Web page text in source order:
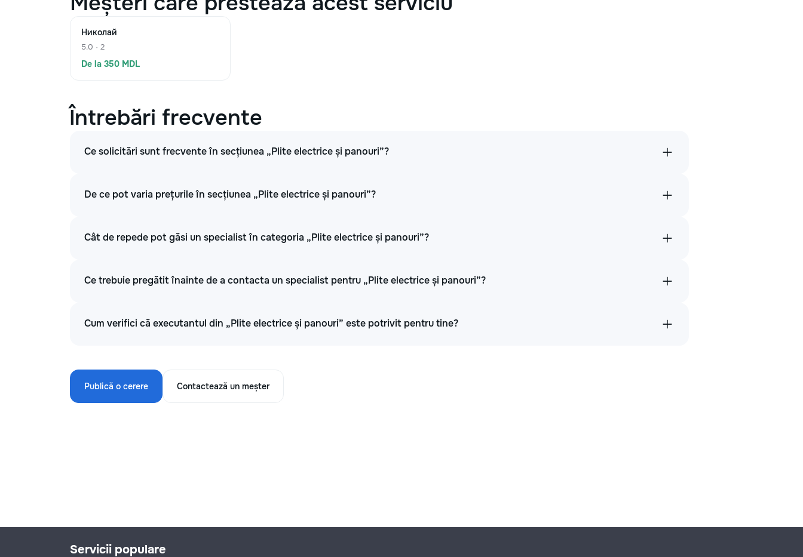
Николай
5.0 · 2
De la 350 MDL
Întrebări frecvente
Ce solicitări sunt frecvente în secțiunea „Plite electrice și panouri”?
De ce pot varia prețurile în secțiunea „Plite electrice și panouri”?
Cât de repede pot găsi un specialist în categoria „Plite electrice și panouri”?
Ce trebuie pregătit înainte de a contacta un specialist pentru „Plite electrice și panouri”?
Cum verifici că executantul din „Plite electrice și panouri” este potrivit pentru tine?
Publică o cerere Contactează un meșter
Servicii populare